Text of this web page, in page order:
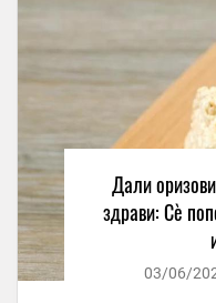
Дали
здрави: Сè
03/06/